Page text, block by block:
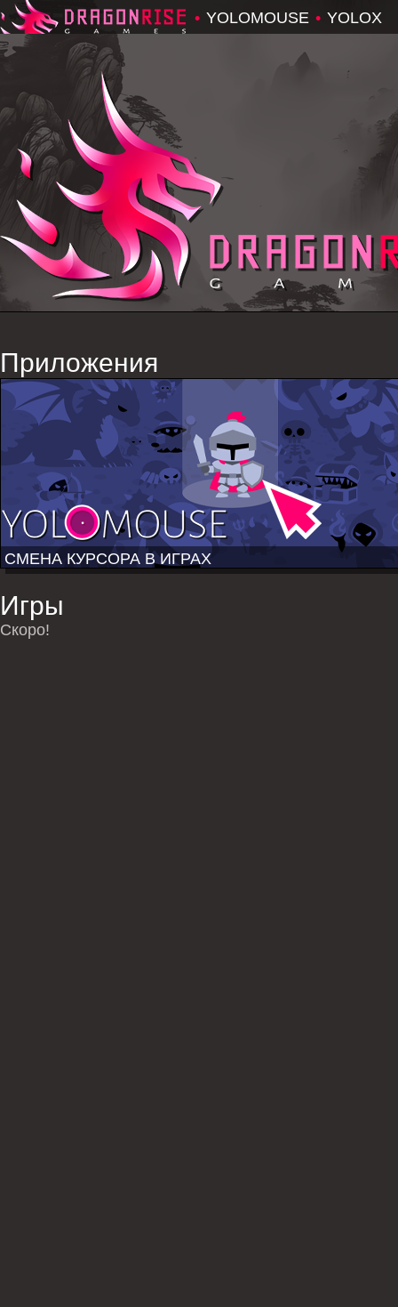
• YOLOMOUSE • YOLOX
Dragonrise Games
Приложения
СМЕНА КУРСОРА В ИГРАХ
Игры
Скоро!